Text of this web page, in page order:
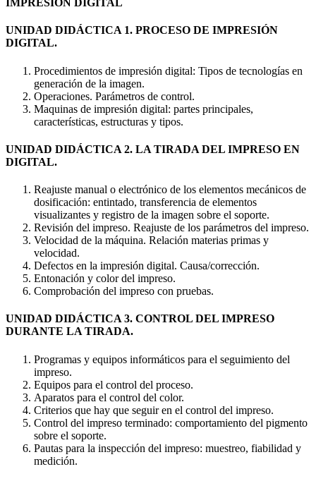
IMPRESIÓN DIGITAL
UNIDAD DIDÁCTICA 1. PROCESO DE IMPRESIÓN
DIGITAL.
Procedimientos de impresión digital: Tipos de tecnologías en
generación de la imagen.
Operaciones. Parámetros de control.
Maquinas de impresión digital: partes principales,
características, estructuras y tipos.
UNIDAD DIDÁCTICA 2. LA TIRADA DEL IMPRESO EN
DIGITAL.
Reajuste manual o electrónico de los elementos mecánicos de
dosificación: entintado, transferencia de elementos
visualizantes y registro de la imagen sobre el soporte.
Revisión del impreso. Reajuste de los parámetros del impreso.
Velocidad de la máquina. Relación materias primas y
velocidad.
Defectos en la impresión digital. Causa/corrección.
Entonación y color del impreso.
Comprobación del impreso con pruebas.
UNIDAD DIDÁCTICA 3. CONTROL DEL IMPRESO
DURANTE LA TIRADA.
Programas y equipos informáticos para el seguimiento del
impreso.
Equipos para el control del proceso.
Aparatos para el control del color.
Criterios que hay que seguir en el control del impreso.
Control del impreso terminado: comportamiento del pigmento
sobre el soporte.
Pautas para la inspección del impreso: muestreo, fiabilidad y
medición.